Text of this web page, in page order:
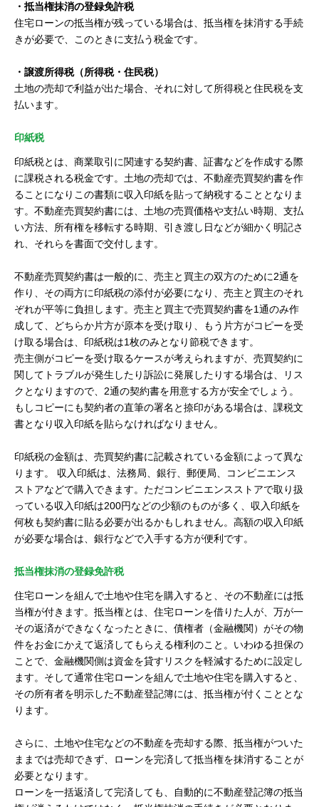
・抵当権抹消の登録免許税
住宅ローンの抵当権が残っている場合は、抵当権を抹消する手続
きが必要で、このときに支払う税金です。
・譲渡所得税（所得税・住民税）
土地の売却で利益が出た場合、それに対して所得税と住民税を支
払います。
印紙税
印紙税とは、商業取引に関連する契約書、証書などを作成する際
に課税される税金です。土地の売却では、不動産売買契約書を作
ることになりこの書類に収入印紙を貼って納税することとなりま
す。不動産売買契約書には、土地の売買価格や支払い時期、支払
い方法、所有権を移転する時期、引き渡し日などが細かく明記さ
れ、それらを書面で交付します。
不動産売買契約書は一般的に、売主と買主の双方のために2通を
作り、その両方に印紙税の添付が必要になり、売主と買主のそれ
ぞれが平等に負担します。売主と買主で売買契約書を1通のみ作
成して、どちらか片方が原本を受け取り、もう片方がコピーを受
け取る場合は、印紙税は1枚のみとなり節税できます。
売主側がコピーを受け取るケースが考えられますが、売買契約に
関してトラブルが発生したり訴訟に発展したりする場合は、リス
クとなりますので、2通の契約書を用意する方が安全でしょう。
もしコピーにも契約者の直筆の署名と捺印がある場合は、課税文
書となり収入印紙を貼らなければなりません。
印紙税の金額は、売買契約書に記載されている金額によって異な
ります。 収入印紙は、法務局、銀行、郵便局、コンビニエンス
ストアなどで購入できます。ただコンビニエンスストアで取り扱
っている収入印紙は200円などの少額のものが多く、収入印紙を
何枚も契約書に貼る必要が出るかもしれません。高額の収入印紙
が必要な場合は、銀行などで入手する方が便利です。
抵当権抹消の登録免許税
住宅ローンを組んで土地や住宅を購入すると、その不動産には抵
当権が付きます。抵当権とは、住宅ローンを借りた人が、万が一
その返済ができなくなったときに、債権者（金融機関）がその物
件をお金にかえて返済してもらえる権利のこと。いわゆる担保の
ことで、金融機関側は資金を貸すリスクを軽減するために設定し
ます。そして通常住宅ローンを組んで土地や住宅を購入すると、
その所有者を明示した不動産登記簿には、抵当権が付くこととな
ります。
さらに、土地や住宅などの不動産を売却する際、抵当権がついた
ままでは売却できず、ローンを完済して抵当権を抹消することが
必要となります。
ローンを一括返済して完済しても、自動的に不動産登記簿の抵当